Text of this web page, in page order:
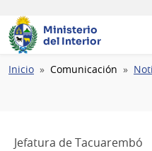
Ministerio
del Interior
Ruta
Inicio Comunicación
Jefatura de Tacuarembó